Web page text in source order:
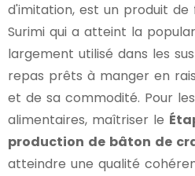
d'imitation, est un produit
Surimi qui a atteint la
largement utilisé dans les
repas prêts à manger en
et de sa commodité. Pour
alimentaires, maîtriser le
production de bâton de
atteindre une qualité